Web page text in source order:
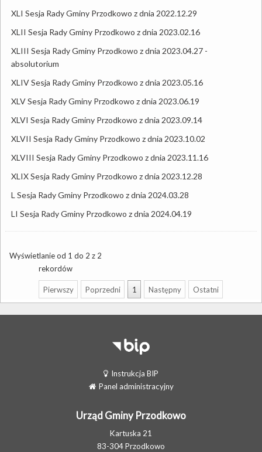
XLI Sesja Rady Gminy Przodkowo z dnia 2022.12.29
XLII Sesja Rady Gminy Przodkowo z dnia 2023.02.16
XLIII Sesja Rady Gminy Przodkowo z dnia 2023.04.27 -
absolutorium
XLIV Sesja Rady Gminy Przodkowo z dnia 2023.05.16
XLV Sesja Rady Gminy Przodkowo z dnia 2023.06.19
XLVI Sesja Rady Gminy Przodkowo z dnia 2023.09.14
XLVII Sesja Rady Gminy Przodkowo z dnia 2023.10.02
XLVIII Sesja Rady Gminy Przodkowo z dnia 2023.11.16
XLIX Sesja Rady Gminy Przodkowo z dnia 2023.12.28
L Sesja Rady Gminy Przodkowo z dnia 2024.03.28
LI Sesja Rady Gminy Przodkowo z dnia 2024.04.19
Wyświetlanie od 1 do 2 z 2
rekordów
Pierwszy Poprzedni 1 Następny Ostatni
Instrukcja BIP
Panel administracyjny
Urząd Gminy Przodkowo
Kartuska 21
83-304 Przodkowo